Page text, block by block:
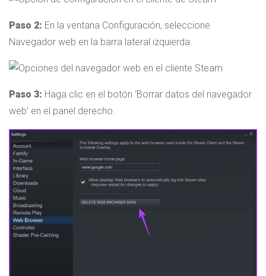
Paso 2: En la ventana Configuración, seleccione
Navegador web en la barra lateral izquierda.
Paso 3: Haga clic en el botón ‘Borrar datos del navegador
web’ en el panel derecho.